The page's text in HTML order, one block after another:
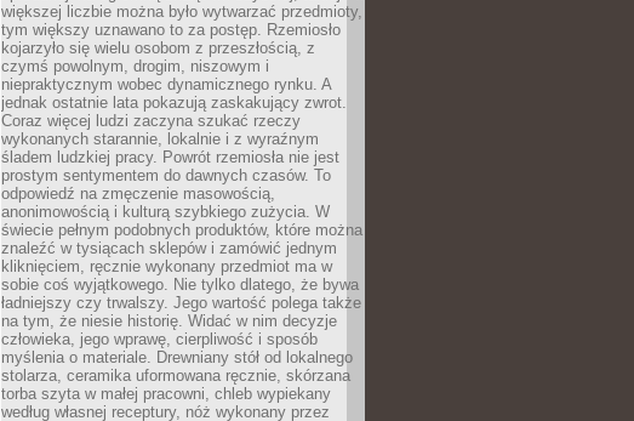
większej liczbie można było wytwarzać przedmioty,
tym większy uznawano to za postęp. Rzemiosło
kojarzyło się wielu osobom z przeszłością, z
czymś powolnym, drogim, niszowym i
niepraktycznym wobec dynamicznego rynku. A
jednak ostatnie lata pokazują zaskakujący zwrot.
Coraz więcej ludzi zaczyna szukać rzeczy
wykonanych starannie, lokalnie i z wyraźnym
śladem ludzkiej pracy. Powrót rzemiosła nie jest
prostym sentymentem do dawnych czasów. To
odpowiedź na zmęczenie masowością,
anonimowością i kulturą szybkiego zużycia. W
świecie pełnym podobnych produktów, które można
znaleźć w tysiącach sklepów i zamówić jednym
kliknięciem, ręcznie wykonany przedmiot ma w
sobie coś wyjątkowego. Nie tylko dlatego, że bywa
ładniejszy czy trwalszy. Jego wartość polega także
na tym, że niesie historię. Widać w nim decyzje
człowieka, jego wprawę, cierpliwość i sposób
myślenia o materiale. Drewniany stół od lokalnego
stolarza, ceramika uformowana ręcznie, skórzana
torba szyta w małej pracowni, chleb wypiekany
według własnej receptury, nóż wykonany przez